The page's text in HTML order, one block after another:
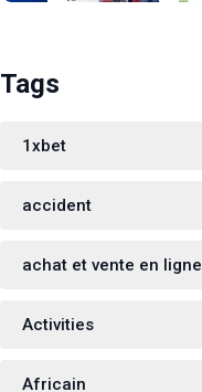
Tags
1xbet
accident
achat et vente en ligne
Activities
Africain